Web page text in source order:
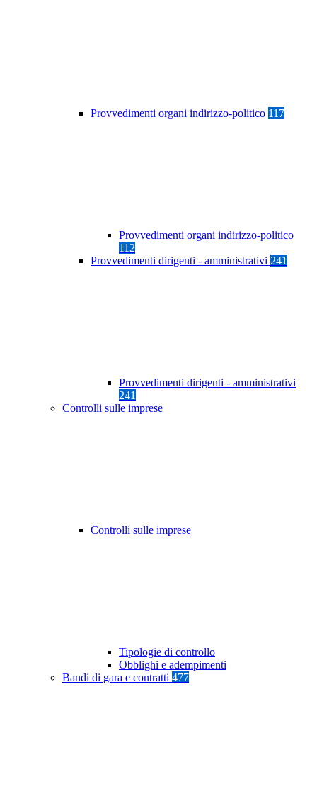
Provvedimenti organi indirizzo-politico 117
Provvedimenti organi indirizzo-politico
112
Provvedimenti dirigenti - amministrativi 241
Provvedimenti dirigenti - amministrativi
241
Controlli sulle imprese
Controlli sulle imprese
Tipologie di controllo
Obblighi e adempimenti
Bandi di gara e contratti 477